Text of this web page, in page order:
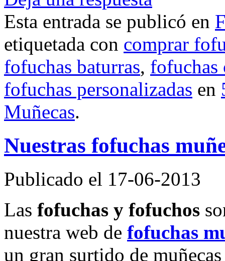
Esta entrada se publicó en
etiquetada con comprar
fofuchas baturras, fofuchas
fofuchas personalizadas en
Muñecas.
Nuestras fofuchas
Publicado el 17-06-2013
Las fofuchas y fofuchos
nuestra web de fofuchas
un gran surtido de